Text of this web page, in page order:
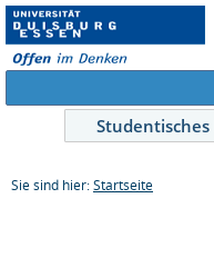
Studentisches
Sie sind hier: Startseite